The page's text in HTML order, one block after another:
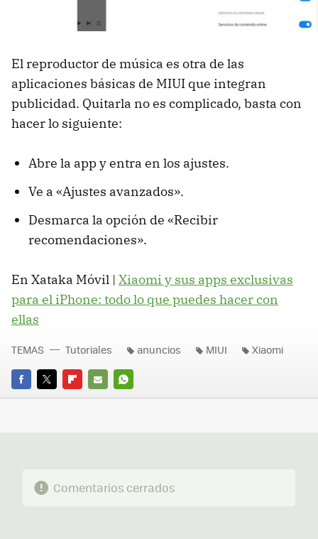
El reproductor de música es otra de las
aplicaciones básicas de MIUI que integran
publicidad. Quitarla no es complicado, basta con
hacer lo siguiente:
Abre la app y entra en los ajustes.
Ve a «Ajustes avanzados».
Desmarca la opción de «Recibir
recomendaciones».
En Xataka Móvil | Xiaomi y sus apps exclusivas
para el iPhone: todo lo que puedes hacer con
ellas
FACEBOOK
TWITTERFLIPBOARD
E-
WHATSAPP
TEMAS Tutoriales anuncios MIUI Xiaomi
Comentarios cerrados